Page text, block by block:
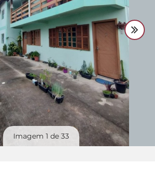
0500
imóvel
Imagem 1 de 33